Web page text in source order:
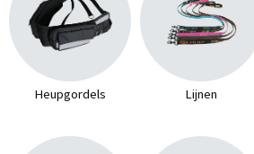
Heupgordels Lijnen